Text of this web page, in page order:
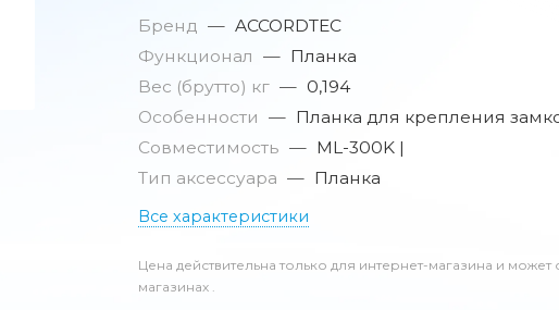
Бренд — ACCORDTEC
Функционал — Планка
Вес (брутто) кг — 0,194
Особенности — Планка для крепления
Совместимость — ML-300K |
Тип аксессуара — Планка
Все характеристики
Цена действительна только для интернет-магазина и может
магазинах .